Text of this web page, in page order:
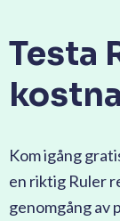
Testa
Kom igång
en riktig Ruler
genomgång av